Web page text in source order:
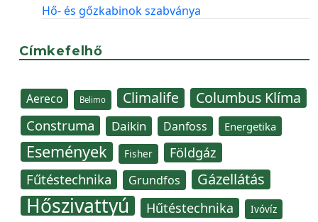
Hő- és gőzkabinok szabványa
Címkefelhő
Aereco Belimo Climalife Columbus Klíma
Construma Daikin Danfoss Energetika
Események Fisher Földgáz
Fűtéstechnika Grundfos Gázellátás
Hőszivattyú Hűtéstechnika Ivóvíz